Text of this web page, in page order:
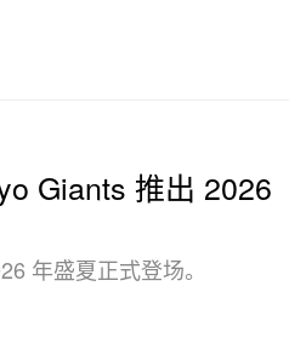
Giants 推出 2026
年盛夏正式登场。